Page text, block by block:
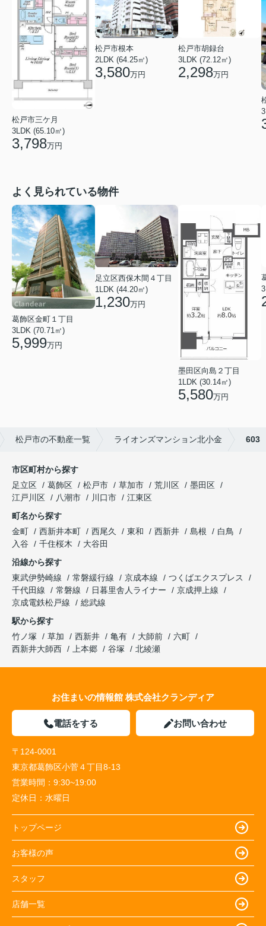
松戸市三ケ月
3LDK (65.10㎡)
3,798万円
松戸市根本
2LDK (64.25㎡)
3,580万円
松戸市胡録台
3LDK (72.12㎡)
2,298万円
よく見られている物件
葛飾区金町１丁目
3LDK (70.71㎡)
5,999万円
足立区西保木間４丁目
1LDK (44.20㎡)
1,230万円
墨田区向島２丁目
1LDK (30.14㎡)
5,580万円
松戸市の不動産一覧 ライオンズマンション北小金 603
市区町村から探す
足立区
葛飾区 松戸市 草加市 荒川区
墨田区
江戸川区
八潮市 川口市
江東区
町名から探す
金町
西新井本町 西尾久 東和 西新井 島根
白鳥
入谷
千住桜木
大谷田
沿線から探す
東武伊勢崎線
常磐緩行線 京成本線
つくばエクスプレス
千代田線
常磐線 日暮里舎人ライナー
京成押上線
京成電鉄松戸線
総武線
駅から探す
竹ノ塚
草加 西新井 亀有 大師前
六町
西新井大師西
上本郷 谷塚 北綾瀬
お住まいの情報館 株式会社クランディア
電話をする お問い合わせ
〒124-0001
東京都葛飾区小菅４丁目8-13
営業時間： 9:30~19:00
定休日： 水曜日
トップページ
お客様の声
スタッフ
店舗一覧